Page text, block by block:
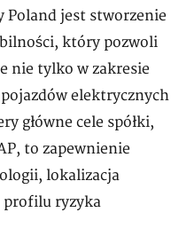
Poland jest stworzenie
który pozwoli
nie tylko w zakresie
elektrycznych
główne cele spółki,
to zapewnienie
lokalizacja
profilu ryzyka